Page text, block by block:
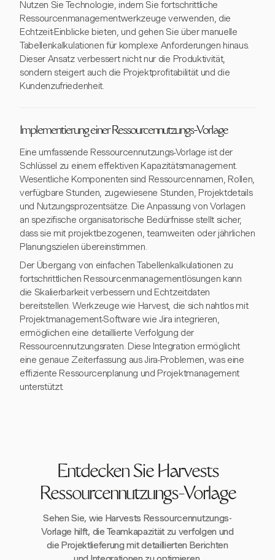
Nutzen Sie Technologie, indem Sie fortschrittliche
Ressourcenmanagementwerkzeuge verwenden, die
Echtzeit-Einblicke bieten, und gehen Sie über manuelle
Tabellenkalkulationen für komplexe Anforderungen hinaus.
Dieser Ansatz verbessert nicht nur die Produktivität,
sondern steigert auch die Projektprofitabilität und die
Kundenzufriedenheit.
Implementierung einer Ressourcennutzungs-Vorlage
Eine umfassende Ressourcennutzungs-Vorlage ist der
Schlüssel zu einem effektiven Kapazitätsmanagement.
Wesentliche Komponenten sind Ressourcennamen, Rollen,
verfügbare Stunden, zugewiesene Stunden, Projektdetails
und Nutzungsprozentsätze. Die Anpassung von Vorlagen
an spezifische organisatorische Bedürfnisse stellt sicher,
dass sie mit projektbezogenen, teamweiten oder jährlichen
Planungszielen übereinstimmen.
Der Übergang von einfachen Tabellenkalkulationen zu
fortschrittlichen Ressourcenmanagementlösungen kann
die Skalierbarkeit verbessern und Echtzeitdaten
bereitstellen. Werkzeuge wie Harvest, die sich nahtlos mit
Projektmanagement-Software wie Jira integrieren,
ermöglichen eine detaillierte Verfolgung der
Ressourcennutzungsraten. Diese Integration ermöglicht
eine genaue Zeiterfassung aus Jira-Problemen, was eine
effiziente Ressourcenplanung und Projektmanagement
unterstützt.
Entdecken Sie Harvests
Ressourcennutzungs-Vorlage
Sehen Sie, wie Harvests Ressourcennutzungs-
Vorlage hilft, die Teamkapazität zu verfolgen und
die Projektlieferung mit detaillierten Berichten